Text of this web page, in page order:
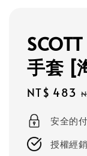
手套 [
Sale
NT$ 483
安全的
授權經